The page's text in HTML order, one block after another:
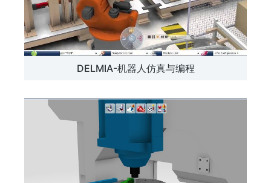
DELMIA-机器人仿真与编程